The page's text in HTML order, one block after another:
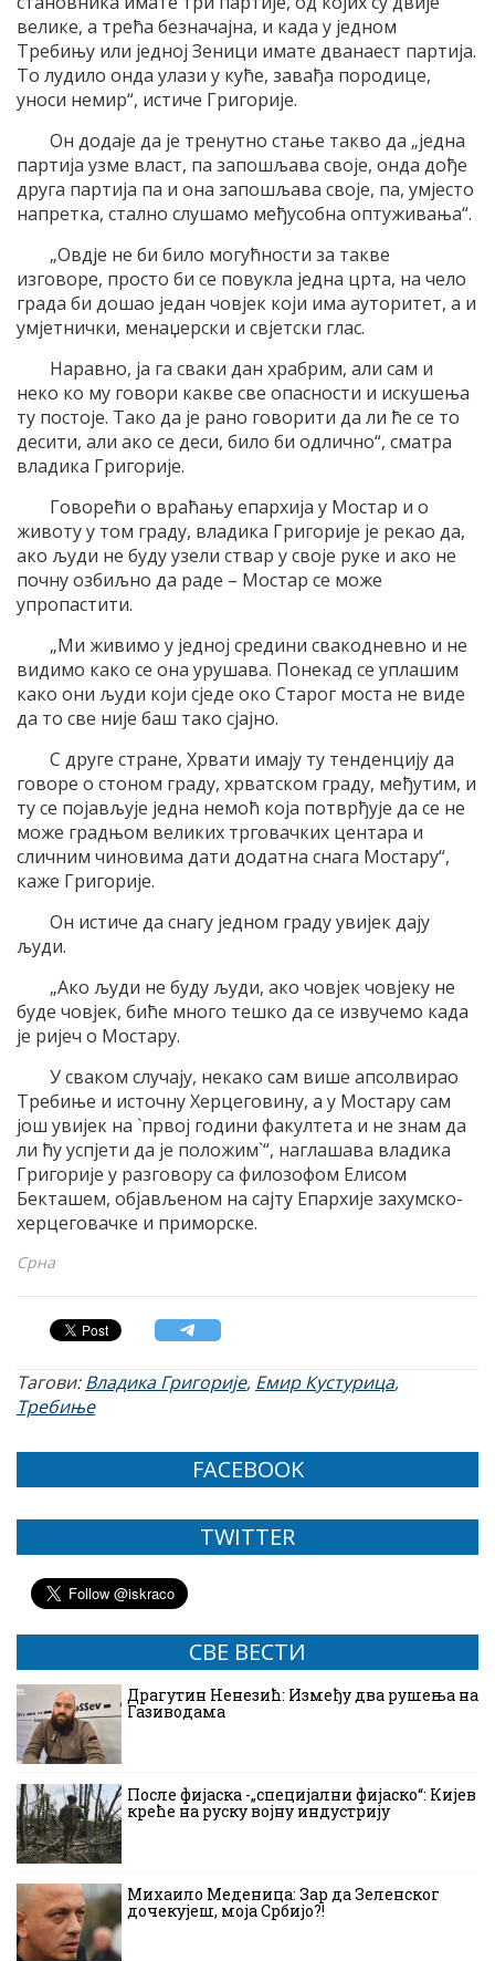
велике, а трећа безначајна, и када у једном
Требињу или једној Зеници имате дванаест партија.
То лудило онда улази у куће, завађа породице,
уноси немир“, истиче Григорије.
Он додаје да је тренутно стање такво да „једна
партија узме власт, па запошљава своје, онда дође
друга партија па и она запошљава своје, па, умјесто
напретка, стално слушамо међусобна оптуживања“.
„Овдје не би било могућности за такве
изговоре, просто би се повукла једна црта, на чело
града би дошао један човјек који има ауторитет, а и
умјетнички, менаџерски и свјетски глас.
Наравно, ја га сваки дан храбрим, али сам и
неко ко му говори какве све опасности и искушења
ту постоје. Тако да је рано говорити да ли ће се то
десити, али ако се деси, било би одлично“, сматра
владика Григорије.
Говорећи о враћању епархија у Мостар и о
животу у том граду, владика Григорије је рекао да,
ако људи не буду узели ствар у своје руке и ако не
почну озбиљно да раде – Мостар се може
упропастити.
„Ми живимо у једној средини свакодневно и не
видимо како се она урушава. Понекад се уплашим
како они људи који сједе око Старог моста не виде
да то све није баш тако сјајно.
С друге стране, Хрвати имају ту тенденцију да
говоре о стоном граду, хрватском граду, међутим, и
ту се појављује једна немоћ која потврђује да се не
може градњом великих трговачких центара и
сличним чиновима дати додатна снага Мостару“,
каже Григорије.
Он истиче да снагу једном граду увијек дају
људи.
„Ако људи не буду људи, ако човјек човјеку не
буде човјек, биће много тешко да се извучемо када
је ријеч о Мостару.
У сваком случају, некако сам више апсолвирао
Требиње и источну Херцеговину, а у Мостару сам
још увијек на `првој години факултета и не знам да
ли ћу успјети да је положим`“, наглашава владика
Григорије у разговору са филозофом Елисом
Бекташем, објављеном на сајту Епархије захумско-
херцеговачке и приморске.
Срна
Тагови:Владика Григорије, Емир Кустурица,
Требиње
FACEBOOK
TWITTER
СВЕ ВЕСТИ
Драгутин Ненезић: Између два рушења на
Газиводама
После фијаска -„специјални фијаско“: Кијев
креће на руску војну индустрију
Михаило Меденица: Зар да Зеленског
дочекујеш, моја Србијо?!